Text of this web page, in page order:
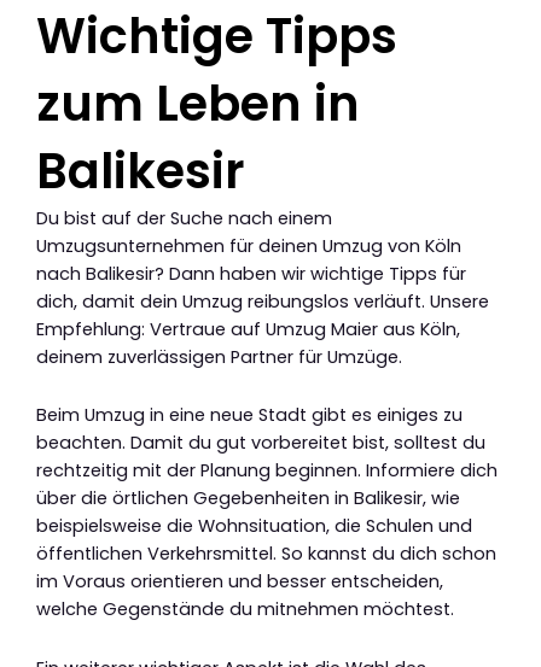
Wichtige Tipps
zum Leben in
Balikesir
Du bist auf der Suche nach einem
Umzugsunternehmen für deinen Umzug von Köln
nach Balikesir? Dann haben wir wichtige Tipps für
dich, damit dein Umzug reibungslos verläuft. Unsere
Empfehlung: Vertraue auf Umzug Maier aus Köln,
deinem zuverlässigen Partner für Umzüge.
Beim Umzug in eine neue Stadt gibt es einiges zu
beachten. Damit du gut vorbereitet bist, solltest du
rechtzeitig mit der Planung beginnen. Informiere dich
über die örtlichen Gegebenheiten in Balikesir, wie
beispielsweise die Wohnsituation, die Schulen und
öffentlichen Verkehrsmittel. So kannst du dich schon
im Voraus orientieren und besser entscheiden,
welche Gegenstände du mitnehmen möchtest.